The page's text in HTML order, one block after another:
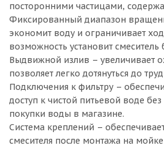
посторонними частицами,
Фиксированный диапазон
экономит воду и ограничивает
возможность установит смеситель
Выдвижной излив – увеличивает
позволяет легко дотянуться до
Подключения к фильтру –
доступ к чистой питьевой воде
покупки воды в магазине.
Система креплений –
смесителя после монтажа на